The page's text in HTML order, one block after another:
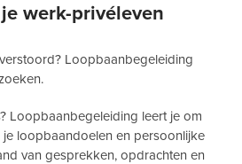
werk-privéleven
Loopbaanbegeleiding
Loopbaanbegeleiding leert je om
loopbaandoelen en persoonlijke
van gesprekken, opdrachten en